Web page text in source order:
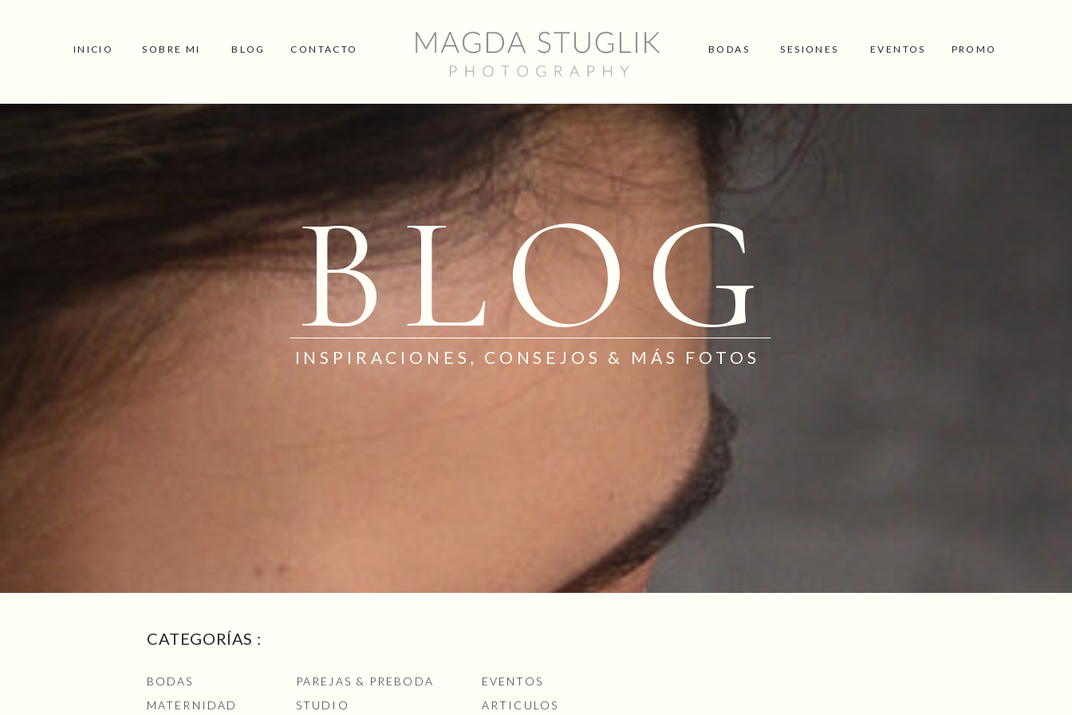
BLOG
INSPIRACIONES, CONSEJOS & MÁS FOTOS
CATEGORÍAS :
BODAS
MATERNIDAD
STUDIO
PAREJAS & PREBODA
ARTICULOS
EVENTOS
CONTACTO
BLOG EVENTOS
SESIONES
BODAS
SOBRE MI
INICIO PROMO